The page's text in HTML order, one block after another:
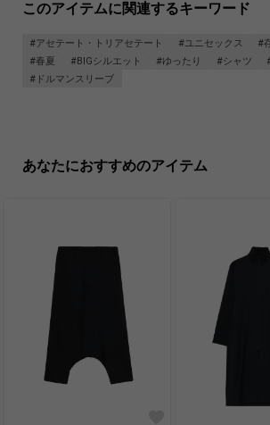
このアイテムに関連するキーワード
#アセテート・トリアセテート #ユニセックス #
#春夏
#BIGシルエット #ゆったり #シャツ
#ドルマンスリーブ
あなたにおすすめのアイテム